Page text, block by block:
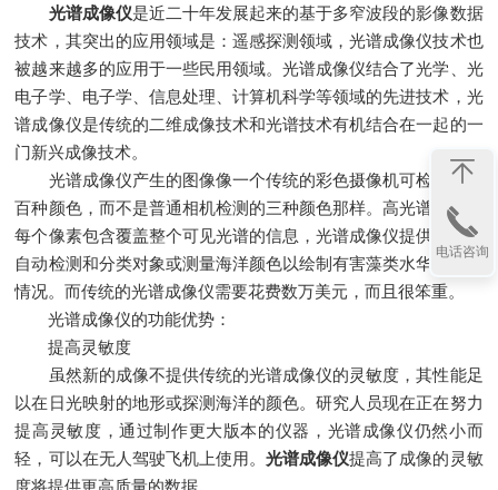
光谱成像仪是近二十年发展起来的基于多窄波段的影像数据
技术，其突出的应用领域是：遥感探测领域，光谱成像仪技术也
被越来越多的应用于一些民用领域。光谱成像仪结合了光学、光
电子学、电子学、信息处理、计算机科学等领域的先进技术，光
谱成像仪是传统的二维成像技术和光谱技术有机结合在一起的一
门新兴成像技术。
光谱成像仪产生的图像像一个传统的彩色摄像机可检测到几
百种颜色，而不是普通相机检测的三种颜色那样。高光谱图像的
每个像素包含覆盖整个可见光谱的信息，光谱成像仪提供可用于
自动检测和分类对象或测量海洋颜色以绘制有害藻类水华的数据
情况。而传统的光谱成像仪需要花费数万美元，而且很笨重。
光谱成像仪的功能优势：
提高灵敏度
虽然新的成像不提供传统的光谱成像仪的灵敏度，其性能足
以在日光映射的地形或探测海洋的颜色。研究人员现在正在努力
提高灵敏度，通过制作更大版本的仪器，光谱成像仪仍然小而
轻，可以在无人驾驶飞机上使用。光谱成像仪提高了成像的灵敏
度将提供更高质量的数据。
电话咨询